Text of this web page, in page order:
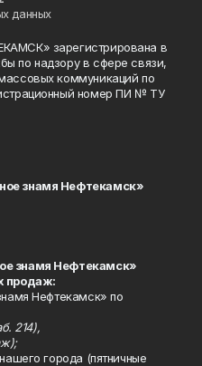
данных
зарегистрирована в
по надзору в сфере связи,
коммуникаций по
номер ПИ № ТУ
знамя Нефтекамск»
знамя Нефтекамск»
продаж:
Нефтекамск» по
214),
города (пятничные